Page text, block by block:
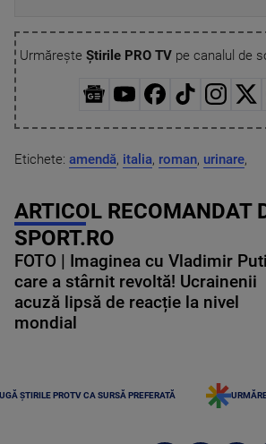
Urmărește Știrile PRO TVpe canalul de
Etichete: amendă, italia, roman, urinare,
ARTICOL RECOMANDAT
SPORT.RO
FOTO | Imaginea cu Vladimir
care a stârnit revoltă! Ucrainenii
acuză lipsă de reacție la nivel
mondial
ȘTIRILE PROTV CA SURSĂ PREFERATĂ